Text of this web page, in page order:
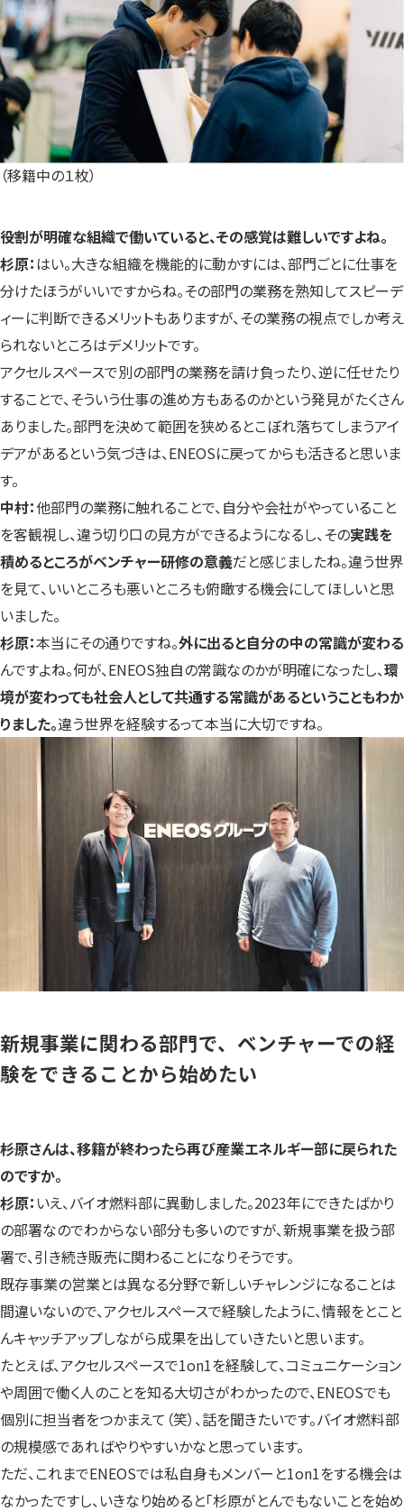
（移籍中の１枚）
――役割が明確な組織で働いていると、その感覚は難しいですよね。
杉原：はい。大きな組織を機能的に動かすには、部門ごとに仕事を
分けたほうがいいですからね。その部門の業務を熟知してスピーデ
ィーに判断できるメリットもありますが、その業務の視点でしか考え
られないところはデメリットです。
アクセルスペースで別の部門の業務を請け負ったり、逆に任せたり
することで、そういう仕事の進め方もあるのかという発見がたくさん
ありました。部門を決めて範囲を狭めるとこぼれ落ちてしまうアイ
デアがあるという気づきは、ENEOSに戻ってからも活きると思いま
す。
中村：他部門の業務に触れることで、自分や会社がやっていること
を客観視し、違う切り口の見方ができるようになるし、その実践を
積めるところがベンチャー研修の意義だと感じましたね。違う世界
を見て、いいところも悪いところも俯瞰する機会にしてほしいと思
いました。
杉原：本当にその通りですね。外に出ると自分の中の常識が変わる
んですよね。何が、ENEOS独自の常識なのかが明確になったし、環
境が変わっても社会人として共通する常識があるということもわか
りました。違う世界を経験するって本当に大切ですね。
新規事業に関わる部門で、ベンチャーでの経
験をできることから始めたい
――杉原さんは、移籍が終わったら再び産業エネルギー部に戻られた
のですか。
杉原： いえ、バイオ燃料部に異動しました。2023年にできたばかり
の部署なのでわからない部分も多いのですが、新規事業を扱う部
署で、引き続き販売に関わることになりそうです。
既存事業の営業とは異なる分野で新しいチャレンジになることは
間違いないので、アクセルスペースで経験したように、情報をとこと
んキャッチアップしながら成果を出していきたいと思います。
たとえば、アクセルスペースで1on1を経験して、コミュニケーション
や周囲で働く人のことを知る大切さがわかったので、ENEOSでも
個別に担当者をつかまえて（笑）、話を聞きたいです。バイオ燃料部
の規模感であればやりやすいかなと思っています。
ただ、これまでENEOSでは私自身もメンバーと1on1をする機会は
なかったですし、いきなり始めると「杉原がとんでもないことを始め